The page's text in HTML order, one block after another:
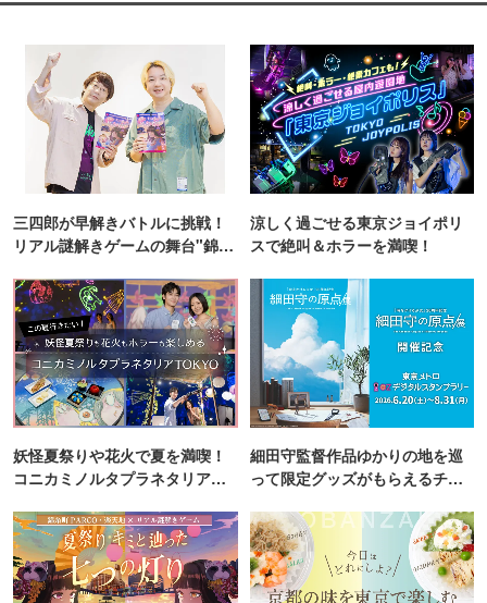
三四郎が早解きバトルに挑戦！
リアル謎解きゲームの舞台"錦糸
涼しく過ごせる東京ジョイポリ
スで絶叫＆ホラーを満喫！
妖怪夏祭りや花火で夏を満喫！
コニカミノルタプラネタリア
細田守監督作品ゆかりの地を巡
って限定グッズがもらえるチャ